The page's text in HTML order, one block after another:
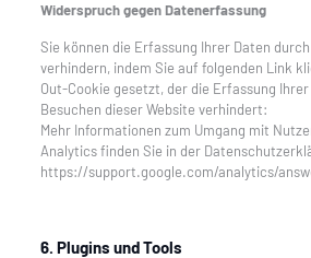
Widerspruch gegen Datenerfassung
Sie können die Erfassung Ihrer Daten
verhindern, indem Sie auf folgenden Link
Out-Cookie gesetzt, der die Erfassung
Besuchen dieser Website verhindert:
Mehr Informationen zum Umgang mit
Analytics finden Sie in der
https://support.google.com/analytics/
6. Plugins und Tools